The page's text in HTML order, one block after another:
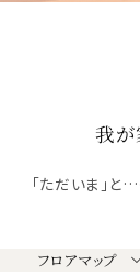
我が
「ただいま」と
フロアマップ